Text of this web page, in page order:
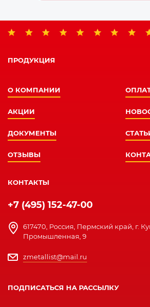
ПРОДУКЦИЯ
О КОМПАНИИ
АКЦИИ
ДОКУМЕНТЫ
ОТЗЫВЫ
КОНТАКТЫ
+7 (495) 152-47-00
617470, Россия, Пермский край, г.
Промышленная, 9
zmetallist@mail.ru
ПОДПИСАТЬСЯ НА РАССЫЛКУ